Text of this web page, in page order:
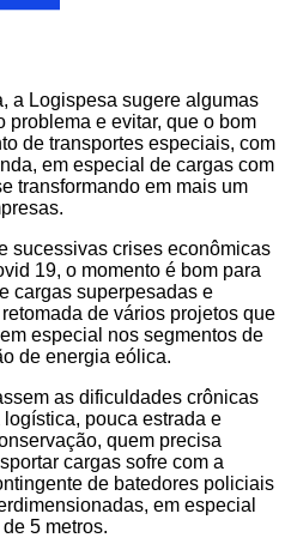
a Logispesa sugere algumas
problema e evitar, que o bom
de transportes especiais, com
em especial de cargas com
transformando em mais um
sucessivas crises econômicas
19, o momento é bom para
cargas superpesadas e
de vários projetos que
especial nos segmentos de
de energia eólica.
as dificuldades crônicas
pouca estrada e
quem precisa
cargas sofre com a
de batedores policiais
em especial
5 metros.